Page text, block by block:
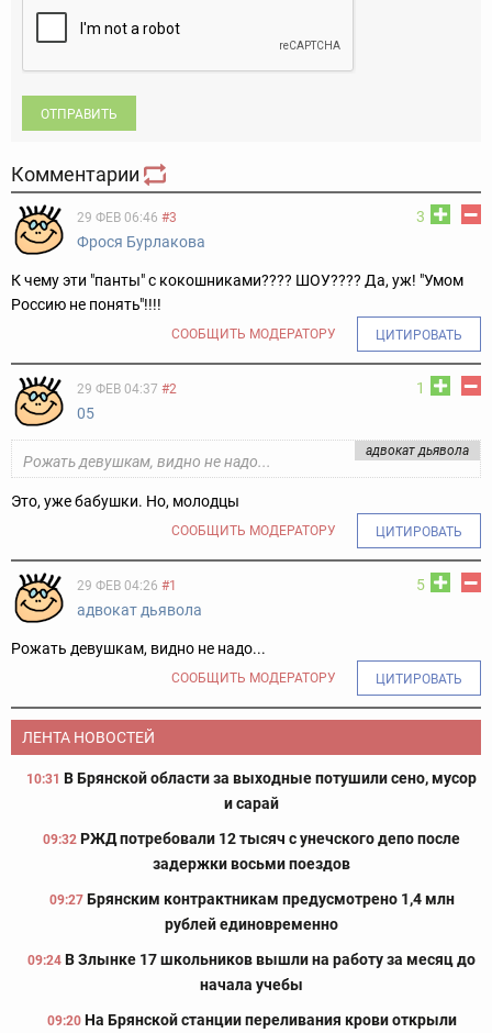
ОТПРАВИТЬ
Комментарии
3
29 ФЕВ 06:46 #3
Фрося Бурлакова
К чему эти "панты" с кокошниками???? ШОУ???? Да, уж! "Умом
Россию не понять"!!!!
СООБЩИТЬ МОДЕРАТОРУ ЦИТИРОВАТЬ
1
29 ФЕВ 04:37 #2
05
адвокат дьявола
Рожать девушкам, видно не надо...
Это, уже бабушки. Но, молодцы
СООБЩИТЬ МОДЕРАТОРУ ЦИТИРОВАТЬ
5
29 ФЕВ 04:26 #1
адвокат дьявола
Рожать девушкам, видно не надо...
СООБЩИТЬ МОДЕРАТОРУ ЦИТИРОВАТЬ
ЛЕНТА НОВОСТЕЙ
10:31 В Брянской области за выходные потушили сено, мусор
и сарай
09:32 РЖД потребовали 12 тысяч с унечского депо после
задержки восьми поездов
09:27 Брянским контрактникам предусмотрено 1,4 млн
рублей единовременно
09:24 В Злынке 17 школьников вышли на работу за месяц до
начала учебы
09:20 На Брянской станции переливания крови открыли